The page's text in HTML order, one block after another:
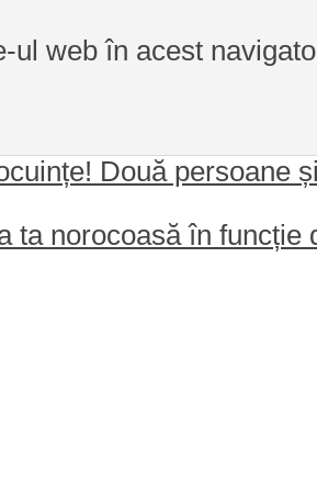
web în acest
Două persoane
ta norocoasă în